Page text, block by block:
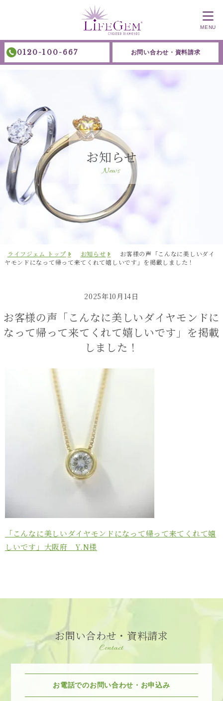
0120-100-667 お問い合わせ・資料請求
MENU
お知らせ
News
ライフジェム トップ お知らせ
お客様の声「こんなに美しいダイ
ヤモンドになって帰って来てくれて嬉しいです」を掲載しました！
2025年10月14日
お客様の声「こんなに美しいダイヤモンドに
なって帰って来てくれて嬉しいです」を掲載
しました！
「こんなに美しいダイヤモンドになって帰って来てくれて嬉
しいです」大阪府Y.N様
お問い合わせ・資料請求
Contact
お電話でのお問い合わせ・お申込み